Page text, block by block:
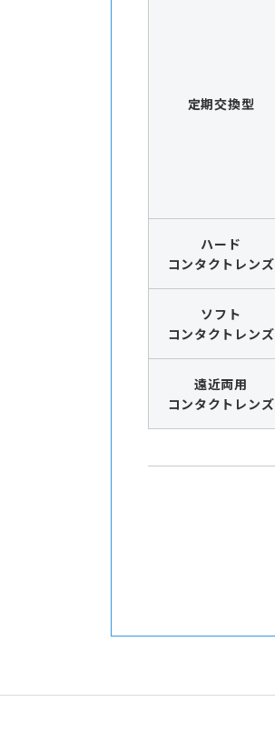
定期交換型
ハード
コンタクトレンズ
ソフト
コンタクトレンズ
遠近両用
コンタクトレンズ